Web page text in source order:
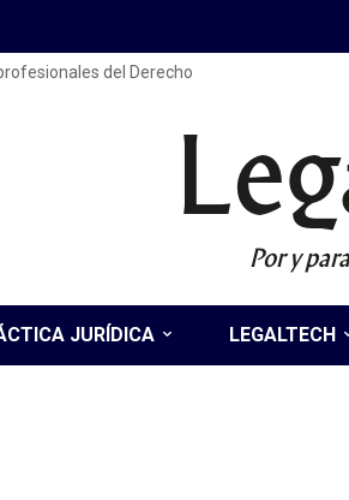
del Derecho
Por y
JURÍDICA LEGALTECH